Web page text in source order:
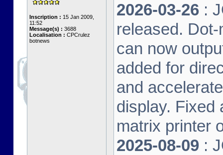
Inscription : 15 Jan 2009,
11:52
Message(s) : 3688
Localisation : CPCrulez
botnews
2026-03-26 :
released.
can now
added for
and
display. Fixed
matrix printer
2025-08-09 :